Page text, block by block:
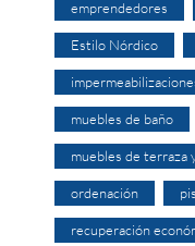
emprendedores
Estilo Nórdico
muebles de baño
muebles de terraza
ordenación
recuperación